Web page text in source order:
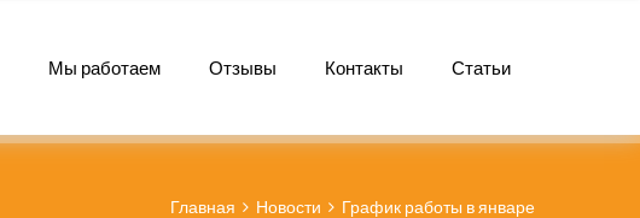
Мы работаем Отзывы Контакты Статьи
Главная Новости График работы в январе